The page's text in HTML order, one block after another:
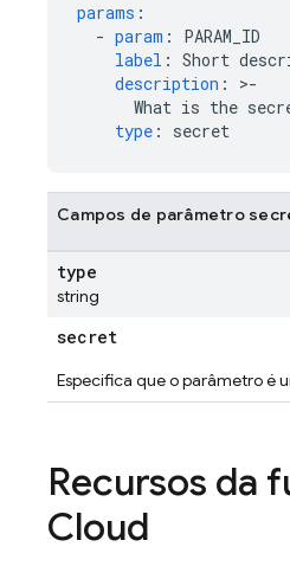
params :
- param :
PARAM_ID
label : Short
description : >-
What is the
type : secret
Campos de parâmetro
type
string
secret
Especifica que o parâmetro é
Recursos da
Cloud